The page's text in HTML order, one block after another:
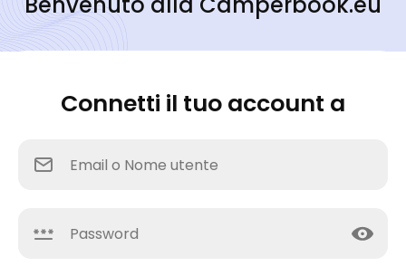
Connetti il tuo account a